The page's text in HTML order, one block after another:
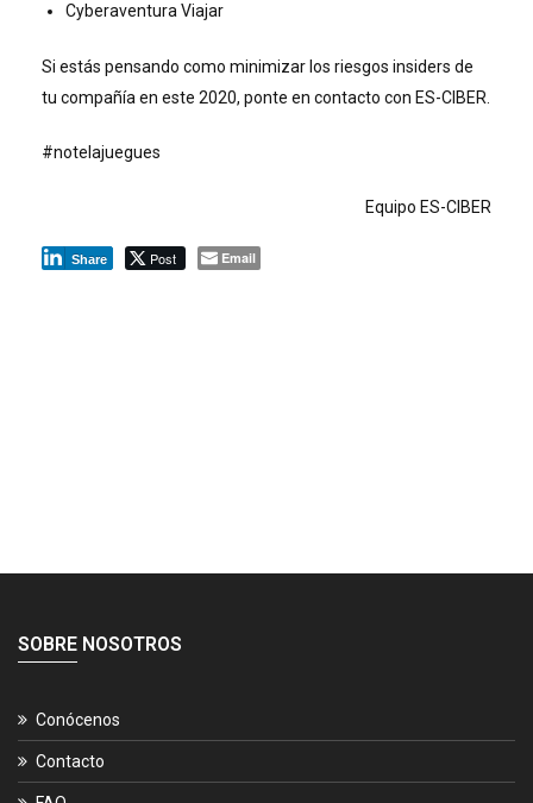
Cyberaventura Viajar
Si estás pensando como minimizar los riesgos insiders de
tu compañía en este 2020, ponte en contacto con ES-CIBER.
#notelajuegues
Equipo ES-CIBER
Share Post Email
SOBRE NOSOTROS
Conócenos
Contacto